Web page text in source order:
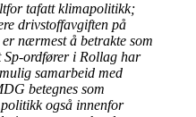
tafatt klimapolitikk;
drivstoffavgiften på
nærmest å betrakte som
ordfører i Rollag har
samarbeid med
betegnes som
også innenfor